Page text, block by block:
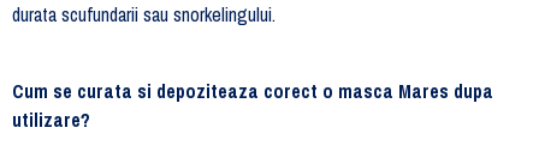
durata scufundarii sau snorkelingului.
Cum se curata si depoziteaza corect o masca Mares dupa
utilizare?